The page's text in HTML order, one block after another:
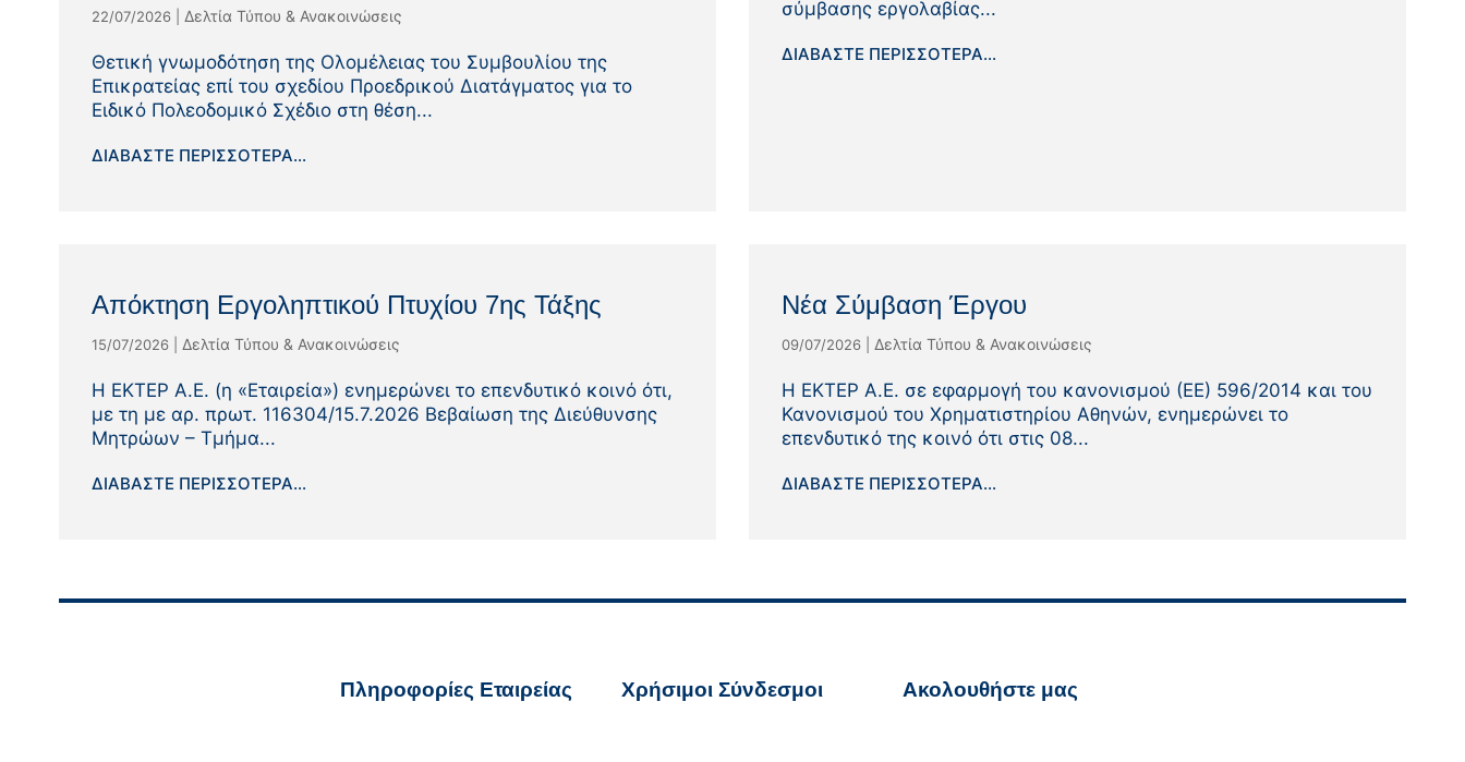
22/07/2026| Δελτία Τύπου & Ανακοινώσεις
Θετική γνωμοδότηση της Ολομέλειας του Συμβουλίου της
Επικρατείας επί του σχεδίου Προεδρικού Διατάγματος για το
Ειδικό Πολεοδομικό Σχέδιο στη θέση...
ΔΙΑΒΆΣΤΕ ΠΕΡΙΣΣΌΤΕΡΑ...
σύμβασης εργολαβίας...
ΔΙΑΒΆΣΤΕ ΠΕΡΙΣΣΌΤΕΡΑ...
Απόκτηση Εργοληπτικού Πτυχίου 7ης Τάξης
15/07/2026| Δελτία Τύπου & Ανακοινώσεις
Η ΕΚΤΕΡ Α.Ε. (η «Εταιρεία») ενημερώνει το επενδυτικό κοινό ότι,
με τη με αρ. πρωτ. 116304/15.7.2026 Βεβαίωση της Διεύθυνσης
Μητρώων – Τμήμα...
ΔΙΑΒΆΣΤΕ ΠΕΡΙΣΣΌΤΕΡΑ...
Νέα Σύμβαση Έργου
09/07/2026 Δελτία Τύπου & Ανακοινώσεις
Η ΕΚΤΕΡ Α.Ε. σε εφαρμογή του κανονισμού (ΕΕ) 596/2014 και του
Κανονισμού του Χρηματιστηρίου Αθηνών, ενημερώνει το
επενδυτικό της κοινό ότι στις 08...
ΔΙΑΒΆΣΤΕ ΠΕΡΙΣΣΌΤΕΡΑ...
Πληροφορίες Εταιρείας Χρήσιμοι Σύνδεσμοι Ακολουθήστε μας